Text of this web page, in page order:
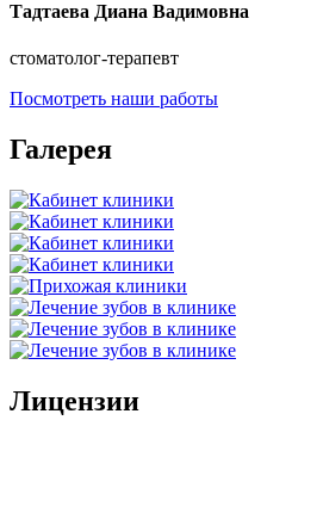
Тадтаева Диана Вадимовна
cтоматолог-терапевт
Посмотреть наши работы
Галерея
Лицензии